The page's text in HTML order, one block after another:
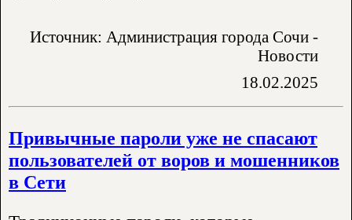
Источник: Администрация города Сочи -
Новости
18.02.2025
Привычные пароли уже не спасают
пользователей от воров и мошенников
в Сети